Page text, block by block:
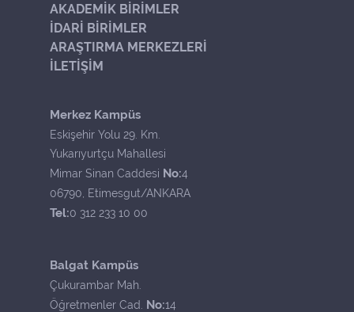
AKADEMİK BİRİMLER
İDARİ BİRİMLER
ARAŞTIRMA MERKEZLERİ
İLETİŞİM
Merkez Kampüs
Eskişehir Yolu 29. Km.
Yukarıyurtçu Mahallesi
Mimar Sinan Caddesi No:4
06790, Etimesgut/ANKARA
Tel:0 312 233 10 00
Balgat Kampüs
Çukurambar Mah.
Öğretmenler Cad. No:14